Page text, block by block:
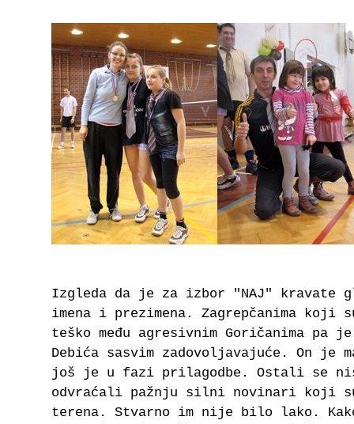
Izgleda da je za izbor "NAJ"
imena i prezimena. Zagrepčanima
teško među agresivnim Goričanima pa
Debića sasvim zadovoljavajuće. On je
još je u fazi prilagodbe. Ostali se
odvraćali pažnju silni novinari koji
terena. Stvarno im nije bilo lako.